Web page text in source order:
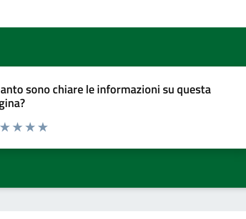
sono chiare le informazioni su questa
da 1 a 5 stelle la pagina